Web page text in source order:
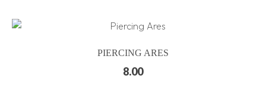
PIERCING ARES
8.00